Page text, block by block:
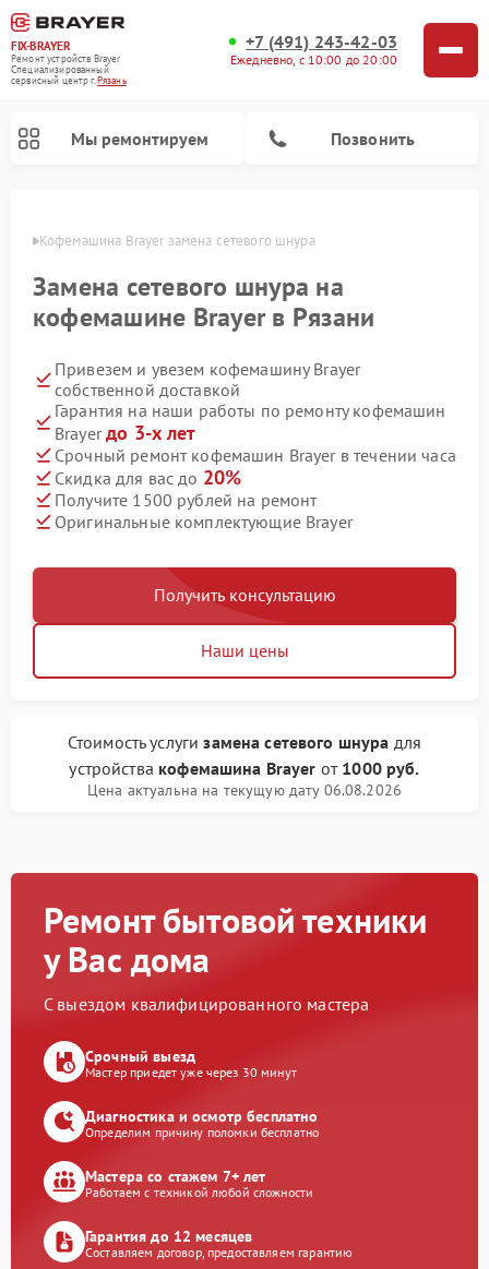
FIX-BRAYER
Ремонт устройств Brayer
Специализированный
cервисный центр г.Рязань
+7 (491) 243-42-03
Ежедневно, с 10:00 до 20:00
Мы ремонтируем Позвонить
Кофемашина Brayer замена сетевого шнура
Замена сетевого шнура на
кофемашине Brayer в Рязани
Привезем и увезем кофемашину Brayer
собственной доставкой
Гарантия на наши работы по ремонту кофемашин
Brayerдо 3-х лет
Срочный ремонт кофемашин Brayer в течении часа
Скидка для вас до 20%
Получите 1500 рублей на ремонт
Оригинальные комплектующие Brayer
Получить консультацию
Наши цены
Стоимость услугизамена сетевого шнура для
устройства кофемашина Brayer от 1000 руб.
Цена актуальна на текущую дату 06.08.2026
Ремонт бытовой техники
у Вас дома
С выездом квалифицированного мастера
Срочный выезд
Мастер приедет уже через 30 минут
Диагностика и осмотр бесплатно
Определим причину поломки бесплатно
Мастера со стажем 7+ лет
Работаем с техникой любой сложности
Гарантия до 12 месяцев
Составляем договор, предоставляем гарантию